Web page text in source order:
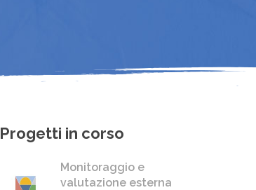
Progetti in corso
Monitoraggio e
valutazione esterna